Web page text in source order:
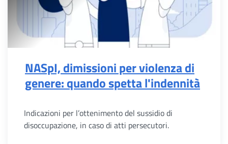
NASpI, dimissioni per violenza di
genere: quando spetta l'indennità
Indicazioni per l’ottenimento del sussidio di
disoccupazione, in caso di atti persecutori.